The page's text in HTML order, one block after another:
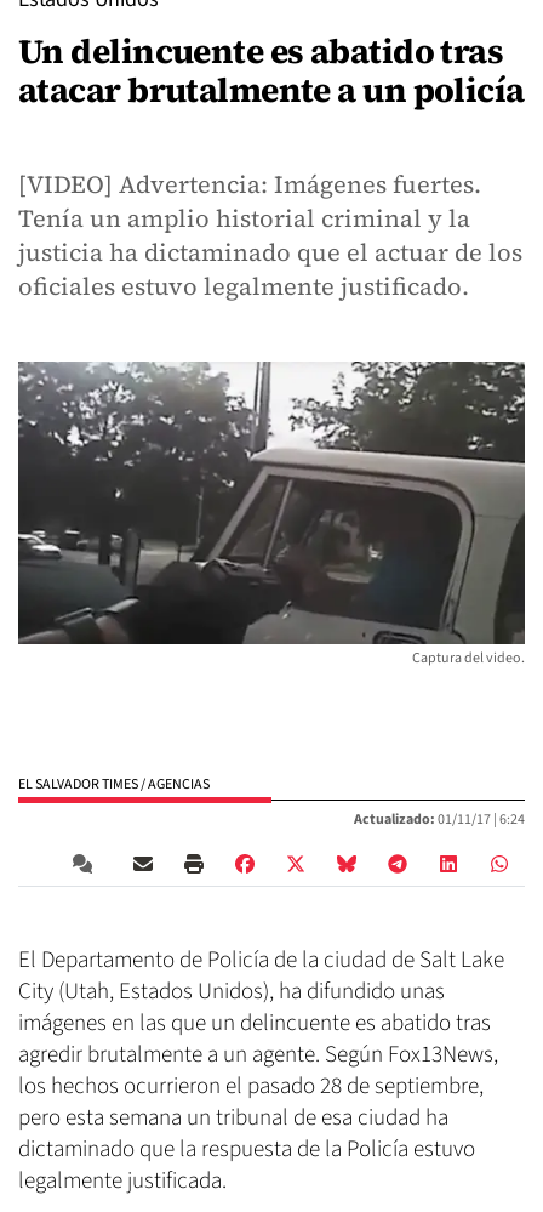
Un delincuente es abatido tras
atacar brutalmente a un policía
[VIDEO] Advertencia: Imágenes fuertes.
Tenía un amplio historial criminal y la
justicia ha dictaminado que el actuar de los
oficiales estuvo legalmente justificado.
Captura del video.
EL SALVADOR TIMES / AGENCIAS
Actualizado:01/11/17 |6:24
El Departamento de Policía de la ciudad de Salt Lake
City (Utah, Estados Unidos), ha difundido unas
imágenes en las que un delincuente es abatido tras
agredir brutalmente a un agente. Según Fox13News,
los hechos ocurrieron el pasado 28 de septiembre,
pero esta semana un tribunal de esa ciudad ha
dictaminado que la respuesta de la Policía estuvo
legalmente justificada.